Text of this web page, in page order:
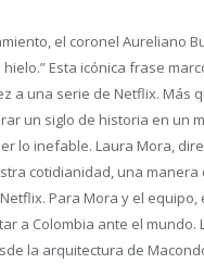
el coronel Aureliano
Esta icónica frase
a una serie de Netflix. Más
un siglo de historia en un
lo inefable. Laura Mora,
cotidianidad, una
Para Mora y el
a Colombia ante el mundo.
la arquitectura de